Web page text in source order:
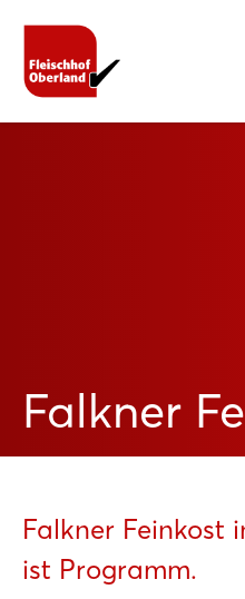
Falkner
Falkner Feinkost
ist Programm.